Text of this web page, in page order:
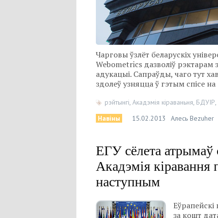
Чарговы ўзлёт беларускіх
Webometrics дазволіў рэктарам
адукацыі. Сапраўды, чаго тут
здолеў узняцца ў гэтым спісе на
рэйтынгі, Акадэмія кіраваньня, БДУІР,
Навіны
15.02.2013 Алесь Bezuher
ЕГУ сёлета атрымаў
Акадэмія кіравання
наступным
Еўрапейскі
за кошт